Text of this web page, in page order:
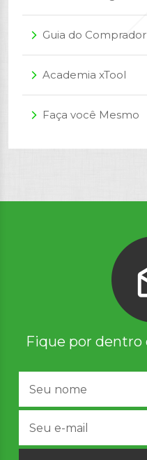
arrow_forward_ios Guia do Comprador
arrow_forward_ios Academia xTool
arrow_forward_ios Faça você Mesmo
Fique por dentro